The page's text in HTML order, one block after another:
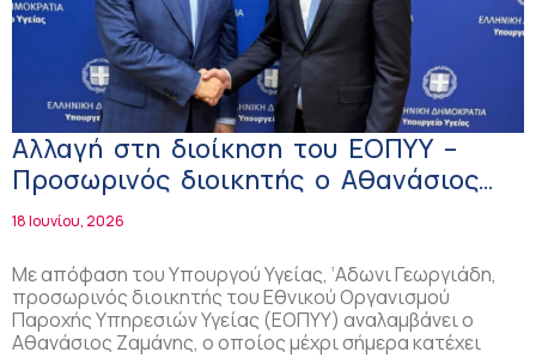
Αλλαγή στη διοίκηση του ΕΟΠΥΥ –
Προσωρινός διοικητής ο Αθανάσιος
Ζαμάνης
18 Ιουνίου, 2026
Με απόφαση του Υπουργού Υγείας, ‘Αδωνι Γεωργιάδη,
προσωρινός διοικητής του Εθνικού Οργανισμού
Παροχής Υπηρεσιών Υγείας (ΕΟΠΥΥ) αναλαμβάνει ο
Αθανάσιος Ζαμάνης, ο οποίος μέχρι σήμερα κατέχει